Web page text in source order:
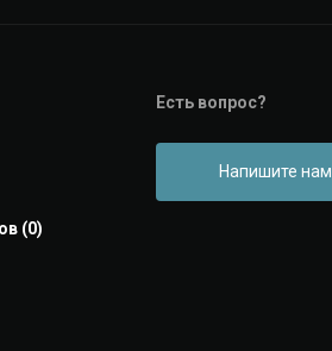
(0)
Есть вопрос?
Напишите нам